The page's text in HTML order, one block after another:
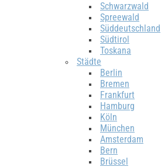
Schwarzwald
Spreewald
Süddeutschland
Südtirol
Toskana
Städte
Berlin
Bremen
Frankfurt
Hamburg
Köln
München
Amsterdam
Bern
Brüssel